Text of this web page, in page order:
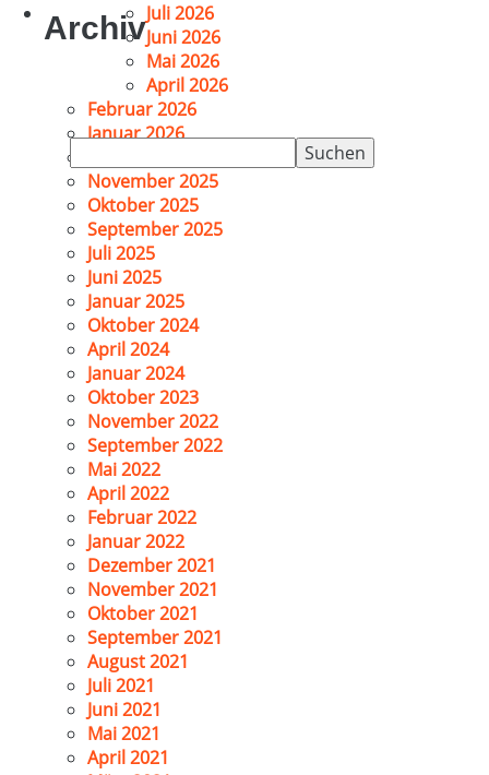
nach:
ArchivJuli 2026
Juni 2026
Mai 2026
April 2026
Februar 2026
Januar 2026
November 2025
Oktober 2025
September 2025
Juli 2025
Juni 2025
Januar 2025
Oktober 2024
April 2024
Januar 2024
Oktober 2023
November 2022
September 2022
Mai 2022
April 2022
Februar 2022
Januar 2022
Dezember 2021
November 2021
Oktober 2021
September 2021
August 2021
Juli 2021
Juni 2021
Mai 2021
April 2021